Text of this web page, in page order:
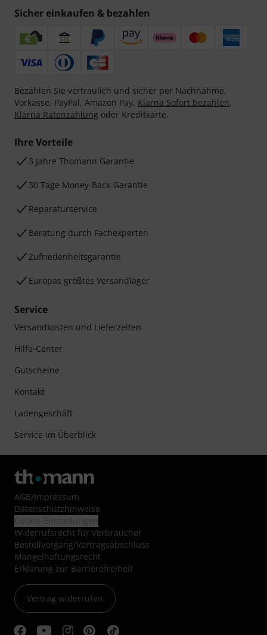
Sicher einkaufen & bezahlen
Bezahlen Sie vertraulich und sicher per Nachnahme,
Vorkasse, PayPal, Amazon Pay, Klarna Sofort bezahlen,
Klarna Ratenzahlung oder Kreditkarte.
Ihre Vorteile
3 Jahre Thomann Garantie
30 Tage Money-Back-Garantie
Reparaturservice
Beratung durch Fachexperten
Zufriedenheitsgarantie
Europas größtes Versandlager
Service
Versandkosten und Lieferzeiten
Hilfe-Center
Gutscheine
Kontakt
Ladengeschäft
Service im Überblick
AGB/Impressum
Datenschutzhinweise
Widerrufsrecht für Verbraucher
Bestellvorgang/Vertragsabschluss
Mängelhaftungsrecht
Erklärung zur Barrierefreiheit
Vertrag widerrufen